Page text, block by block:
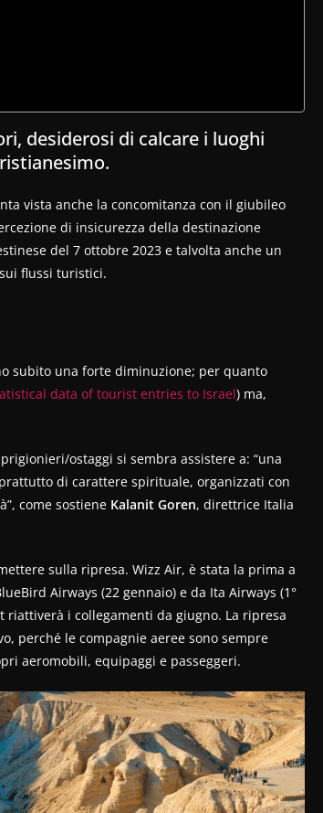
desiderosi di calcare i luoghi
vista anche la concomitanza con il giubileo
di insicurezza della destinazione
del 7 ottobre 2023 e talvolta anche un
flussi turistici.
subito una forte diminuzione; per quanto
data of tourist entries to Israel) ma,
ostaggi si sembra assistere a: “una
di carattere spirituale, organizzati con
come sostiene Kalanit Goren, direttrice Italia
sulla ripresa. Wizz Air, è stata la prima a
Airways (22 gennaio) e da Ita Airways (1°
riattiverà i collegamenti da giugno. La ripresa
perché le compagnie aeree sono sempre
aeromobili, equipaggi e passeggeri.